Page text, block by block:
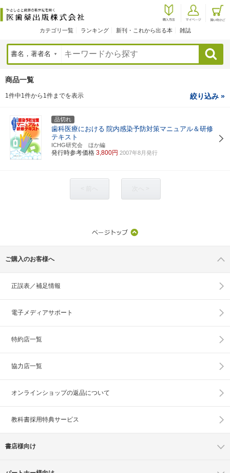
カテゴリ一覧 ランキング 新刊・これから出る本 雑誌
検索
商品一覧
1件中1件から1件までを表示 絞り込み »
品切れ
歯科医療における 院内感染予防対策マニュアル＆研修
テキスト
ICHG研究会 ほか編
発行時参考価格 3,800円 2007年8月発行
ご購入のお客様へ
正誤表／補足情報
電子メディアサポート
特約店一覧
協力店一覧
オンラインショップの返品について
教科書採用特典サービス
書店様向け